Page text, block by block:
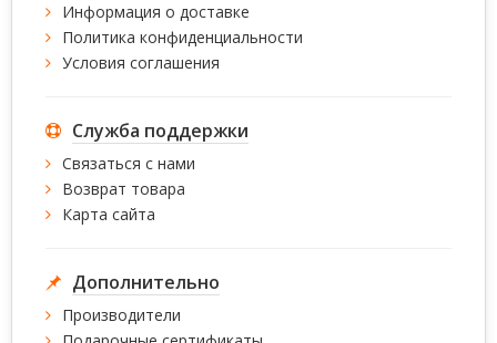
Информация о доставке
Политика конфиденциальности
Условия соглашения
Служба поддержки
Связаться с нами
Возврат товара
Карта сайта
Дополнительно
Производители